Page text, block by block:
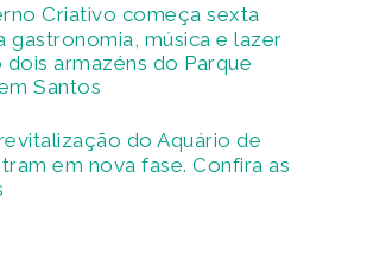
Criativo começa sexta
gastronomia, música e lazer
armazéns do Parque
Santos
do Aquário de
em nova fase. Confira as